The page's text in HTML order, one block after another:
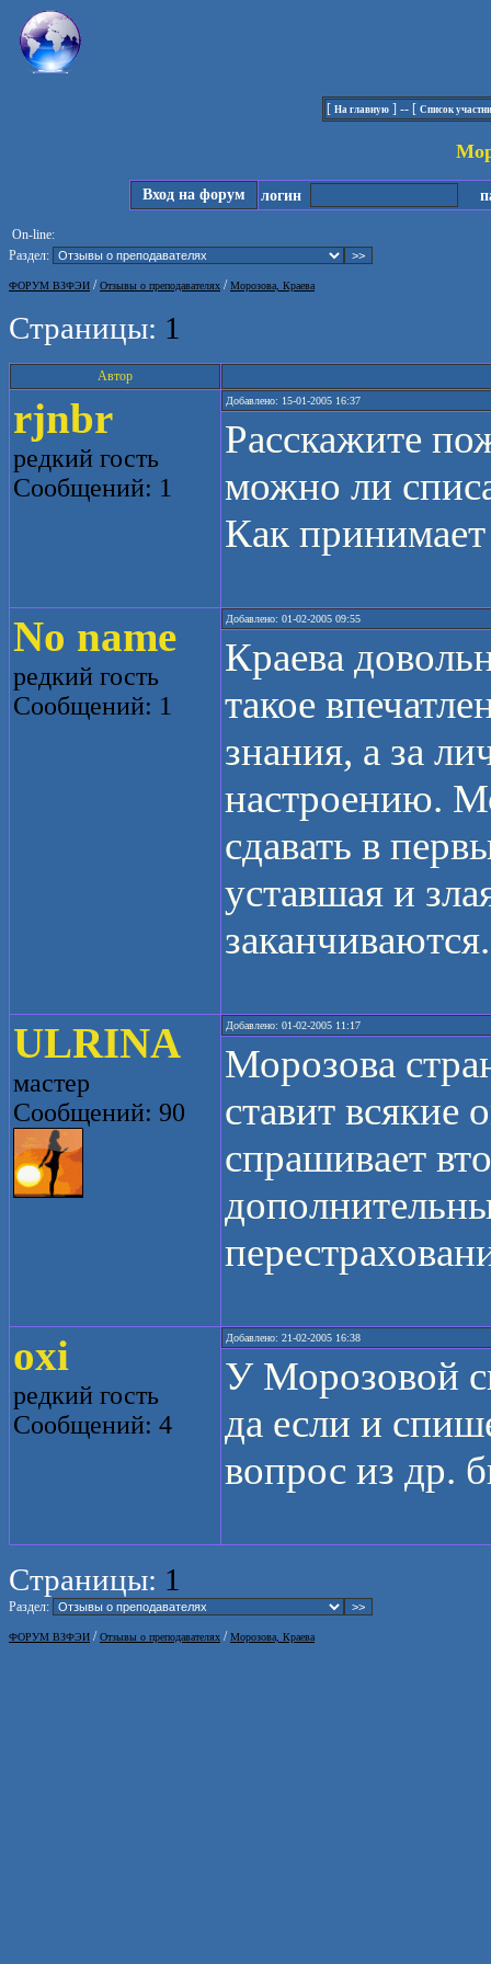
[ На главную ] -- [ Список
Вход на форум логин
On-line:
Раздел:
ФОРУМ ВЗФЭИ /Отзывы о преподавателях /Морозова, Краева
Страницы: 1
Автор
rjnbr
редкий гость
Сообщений: 1
Добавлено: 15-01-2005 16:37
Расскажите
можно ли
Как
No name
редкий гость
Сообщений: 1
Добавлено: 01-02-2005 09:55
Краева
такое
знания, а за
настроению.
сдавать в
уставшая и
ULRINA
мастер
Сообщений: 90
Добавлено: 01-02-2005 11:17
Морозова
ставит всякие
спрашивает
oxi
редкий гость
Сообщений: 4
Добавлено: 21-02-2005 16:38
У Морозовой
да если и
вопрос из др.
Страницы: 1
Раздел:
ФОРУМ ВЗФЭИ /Отзывы о преподавателях /Морозова, Краева